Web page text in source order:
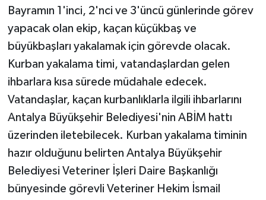
Bayramın 1'inci, 2'nci ve 3'üncü günlerinde görev
yapacak olan ekip, kaçan küçükbaş ve
büyükbaşları yakalamak için görevde olacak.
Kurban yakalama timi, vatandaşlardan gelen
ihbarlara kısa sürede müdahale edecek.
Vatandaşlar, kaçan kurbanlıklarla ilgili ihbarlarını
Antalya Büyükşehir Belediyesi'nin ABİM hattı
üzerinden iletebilecek. Kurban yakalama timinin
hazır olduğunu belirten Antalya Büyükşehir
Belediyesi Veteriner İşleri Daire Başkanlığı
bünyesinde görevli Veteriner Hekim İsmail